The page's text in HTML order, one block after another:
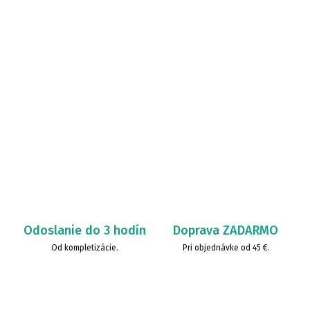
Odoslanie do 3 hodín
Od kompletizácie.
Doprava ZADARMO
Pri objednávke od 45 €.